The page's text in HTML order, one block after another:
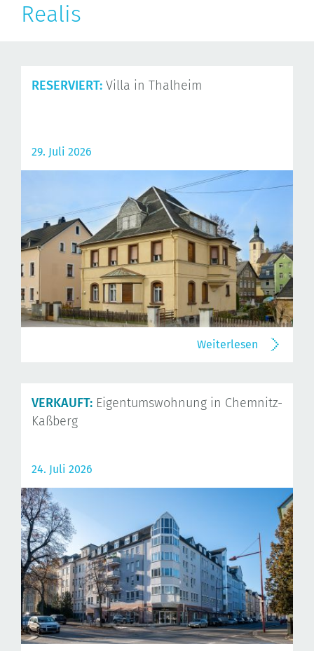
Realis
RESERVIERT: Villa in Thalheim
29. Juli 2026
Weiterlesen
VERKAUFT: Eigentumswohnung in Chemnitz-
Kaßberg
24. Juli 2026